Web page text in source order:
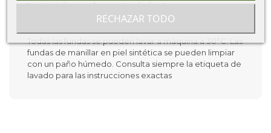
Instrucciones de mantenimiento
Lavado y limpieza
Todas las fundas se pueden lavar a máquina a 30°C. Las
fundas de manillar en piel sintética se pueden limpiar
con un paño húmedo. Consulta siempre la etiqueta de
lavado para las instrucciones exactas
RECHAZAR TODO